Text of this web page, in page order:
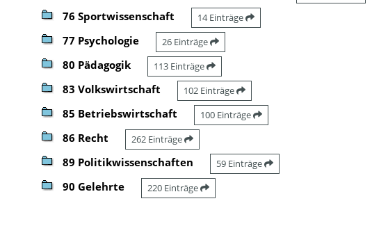
76 Sportwissenschaft 14 Einträge
77 Psychologie 26 Einträge
80 Pädagogik 113 Einträge
83 Volkswirtschaft 102 Einträge
85 Betriebswirtschaft 100 Einträge
86 Recht 262 Einträge
89 Politikwissenschaften 59 Einträge
90 Gelehrte 220 Einträge